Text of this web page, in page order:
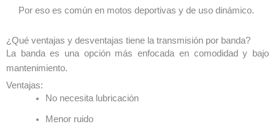
Por eso es común en motos deportivas y de uso dinámico.
¿Qué ventajas y desventajas tiene la transmisión por banda?
La banda es una opción más enfocada en comodidad y bajo
mantenimiento.
Ventajas:
No necesita lubricación
Menor ruido